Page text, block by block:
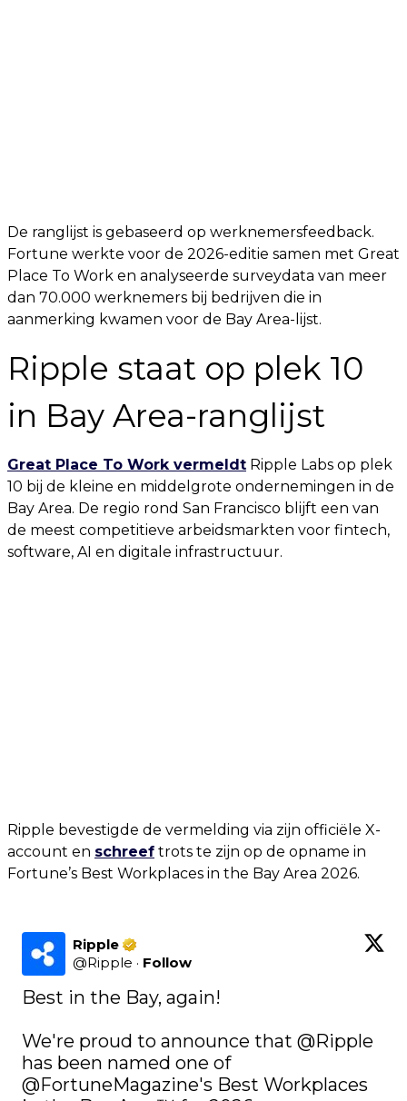
De ranglijst is gebaseerd op werknemersfeedback.
Fortune werkte voor de 2026-editie samen met Great
Place To Work en analyseerde surveydata van meer
dan 70.000 werknemers bij bedrijven die in
aanmerking kwamen voor de Bay Area-lijst.
Ripple staat op plek 10
in Bay Area-ranglijst
Great Place To Work vermeldt Ripple Labs op plek
10 bij de kleine en middelgrote ondernemingen in de
Bay Area. De regio rond San Francisco blijft een van
de meest competitieve arbeidsmarkten voor fintech,
software, AI en digitale infrastructuur.
Ripple bevestigde de vermelding via zijn officiële X-
account en schreef trots te zijn op de opname in
Fortune’s Best Workplaces in the Bay Area 2026.
Ripple
@Ripple · Follow
Best in the Bay, again!
We're proud to announce that @Ripple
has been named one of
@FortuneMagazine's Best Workplaces